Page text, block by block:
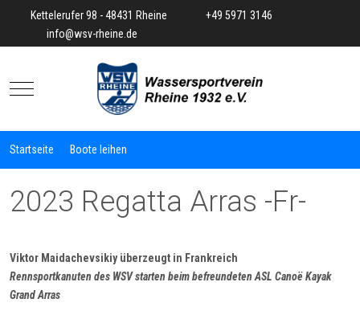
Kettelerufer 98 - 48431 Rheine
+49 5971 3146
info@wsv-rheine.de
Mobile Menu Toggle
Startseite Boote leihen
2023 Regatta Arras -Fr-
Viktor Maidachevsikiy überzeugt in Frankreich
Rennsportkanuten des WSV starten beim befreundeten ASL Canoë Kayak
Grand Arras